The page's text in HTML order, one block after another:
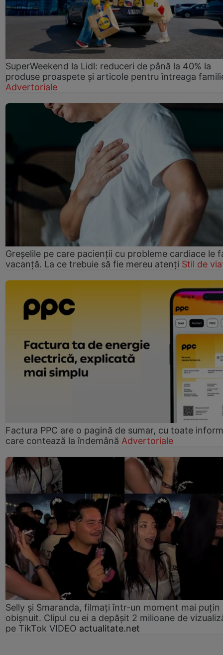
SuperWeekend la Lidl: reduceri de până la 40% la
produse proaspete și articole pentru întreaga
Advertoriale
Greșelile pe care pacienții cu probleme cardiace le
vacanță. La ce trebuie să fie mereu atenți Stil de
Factura PPC are o pagină de sumar, cu toate
care contează la îndemână Advertoriale
Selly și Smaranda, filmați într-un moment mai puțin
obișnuit. Clipul cu ei a depășit 2 milioane de
pe TikTok VIDEO actualitate.net